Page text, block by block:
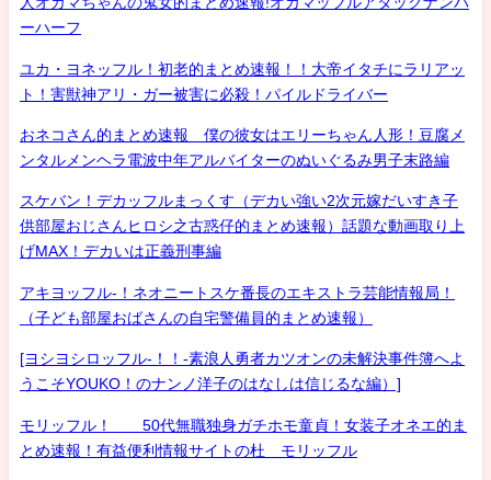
ーハーフ
ユカ・ヨネッフル！初老的まとめ速報！！大帝イタチにラリアッ
ト！害獣神アリ・ガー被害に必殺！パイルドライバー
おネコさん的まとめ速報 僕の彼女はエリーちゃん人形！豆腐メ
ンタルメンヘラ電波中年アルバイターのぬいぐるみ男子末路編
スケバン！デカッフルまっくす（デカい強い2次元嫁だいすき子
供部屋おじさんヒロシ之古惑仔的まとめ速報）話題な動画取り上
げMAX！デカいは正義刑事編
アキヨッフル-！ネオニートスケ番長のエキストラ芸能情報局！
（子ども部屋おばさんの自宅警備員的まとめ速報）
[ヨシヨシロッフル-！！-素浪人勇者カツオンの未解決事件簿へよ
うこそYOUKO！のナンノ洋子のはなしは信じるな編）]
モリッフル！ 50代無職独身ガチホモ童貞！女装子オネエ的ま
とめ速報！有益便利情報サイトの杜 モリッフル